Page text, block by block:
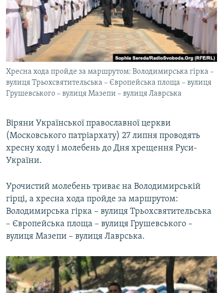
ДЕПОРТАЦІЯ
ВІДЕОУРОКИ «ELIFBE»
СВІДЧЕННЯ ОКУПАЦІЇ
УКРАЇНСЬКА ПРОБЛЕМА КРИМУ
ІНФОГРАФІКА
ЯК ОБІЙТИ БЛОКУВАННЯ
Русский
Qırımtatar
ДОЛУЧАЙСЯ!
Усі сайти RFE/RL
Хресна хода пройде за маршрутом: Володимирська гірка –
вулиця Трьохсвятительська – Європейська площа – вулиця
Грушевського – вулиця Мазепи – вулиця Лаврська
Віряни Української православної церкви
(Московського патріархату) 27 липня проводять
хресну ходу і молебень до Дня хрещення Руси-
України.
Урочистий молебень триває на Володимирській
гірці, а хресна хода пройде за маршрутом:
Володимирська гірка – вулиця Трьохсвятительська
– Європейська площа – вулиця Грушевського –
вулиця Мазепи – вулиця Лаврська.